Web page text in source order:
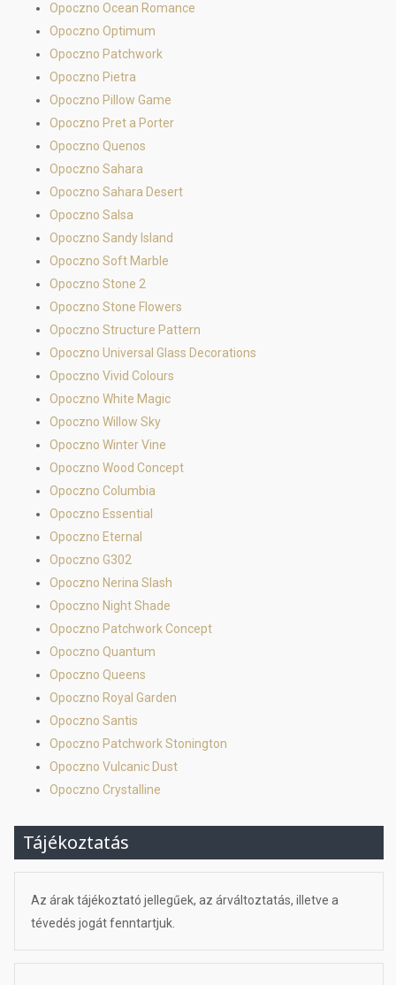
Opoczno Ocean Romance
Opoczno Optimum
Opoczno Patchwork
Opoczno Pietra
Opoczno Pillow Game
Opoczno Pret a Porter
Opoczno Quenos
Opoczno Sahara
Opoczno Sahara Desert
Opoczno Salsa
Opoczno Sandy Island
Opoczno Soft Marble
Opoczno Stone 2
Opoczno Stone Flowers
Opoczno Structure Pattern
Opoczno Universal Glass Decorations
Opoczno Vivid Colours
Opoczno White Magic
Opoczno Willow Sky
Opoczno Winter Vine
Opoczno Wood Concept
Opoczno Columbia
Opoczno Essential
Opoczno Eternal
Opoczno G302
Opoczno Nerina Slash
Opoczno Night Shade
Opoczno Patchwork Concept
Opoczno Quantum
Opoczno Queens
Opoczno Royal Garden
Opoczno Santis
Opoczno Patchwork Stonington
Opoczno Vulcanic Dust
Opoczno Crystalline
Tájékoztatás
Az árak tájékoztató jellegűek, az árváltoztatás, illetve a
tévedés jogát fenntartjuk.